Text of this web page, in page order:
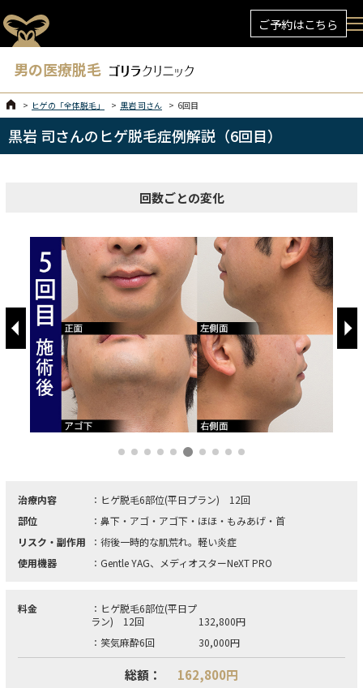
ご予約はこちら
男の医療脱毛
ヒゲの「全体脱毛」 黒岩 司さん 6回目
黒岩 司さんのヒゲ脱毛症例解説（6回目）
回数ごとの変化
治療内容
：ヒゲ脱毛6部位(平日プラン) 12回
部位
：鼻下・アゴ・アゴ下・ほほ・もみあげ・首
リスク・副作用
：術後一時的な肌荒れ。軽い炎症
使用機器
：Gentle YAG、メディオスターNeXT PRO
料金
：ヒゲ脱毛6部位(平日プ
ラン) 12回
132,800円
：笑気麻酔6回
30,000円
総額： 162,800円